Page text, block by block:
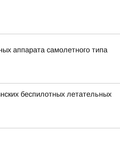
аппарата самолетного типа
беспилотных летательных